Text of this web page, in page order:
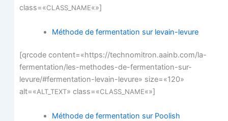
class=«CLASS_NAME«»]
Méthode de fer­men­ta­tion sur levain-levure
[qrcode content=«https://technomitron.aainb.com/la-
fermentation/les-methodes-de-fermentation-sur-
levure/#fermentation-levain-levure» size=«120»
alt=«ALT_TEXT» class=«CLASS_NAME«»]
Méthode de fer­men­ta­tion sur Poolish